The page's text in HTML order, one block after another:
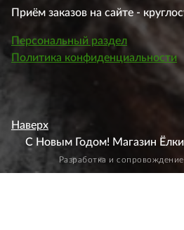
Приём заказов на сайте -
Персональный раздел
Политика конфиденциальности
Наверх
С Новым Годом! Магазин
Разработка и сопровождение